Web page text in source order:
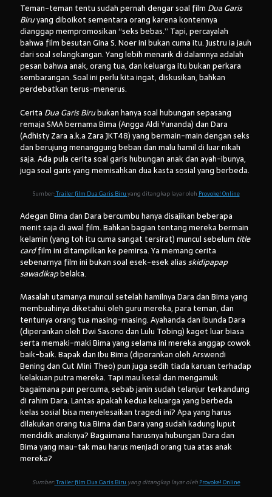
Arsip:
Arsip:
Search
Categories
Teman-teman tentu sudah pernah dengar soal film Dua Garis
Biruyang diboikot sementara orang karena kontennya
dianggap mempromosikan “seks bebas.” Tapi, percayalah
bahwa film besutan Gina S. Noer ini bukan cuma itu. Justru ia jauh
dari soal selangkangan. Yang lebih menarik di dalamnya adalah
pesan bahwa anak, orang tua, dan keluarga itu bukan perkara
sembarangan. Soal ini perlu kita ingat, diskusikan, bahkan
perdebatkan terus-menerus.
Cerita Dua Garis Birubukan hanya soal hubungan sepasang
remaja SMA bernama Bima (Angga Aldi Yunanda) dan Dara
(Adhisty Zara a.k.a Zara JKT48) yang bermain-main dengan seks
dan berujung menanggung beban dan malu hamil di luar nikah
saja. Ada pula cerita soal garis hubungan anak dan ayah-ibunya,
juga soal garis yang memisahkan dua kasta sosial yang berbeda.
Sumber:Trailer film Dua Garis Biru yang ditangkap layar oleh Provoke! Online
Adegan Bima dan Dara bercumbu hanya disajikan beberapa
menit saja di awal film. Bahkan bagian tentang mereka bermain
kelamin (yang toh itu cuma sangat tersirat) muncul sebelum title
cardfilm ini ditampilkan ke pemirsa. Ya memang cerita
sebenarnya film ini bukan soal esek-esek aliasskidipapap
sawadikapbelaka.
Masalah utamanya muncul setelah hamilnya Dara dan Bima yang
membuahinya diketahui oleh guru mereka, para teman, dan
tentunya orang tua masing-masing. Ayahanda dan ibunda Dara
(diperankan oleh Dwi Sasono dan Lulu Tobing) kaget luar biasa
serta memaki-maki Bima yang selama ini mereka anggap cowok
baik-baik. Bapak dan Ibu Bima (diperankan oleh Arswendi
Bening dan Cut Mini Theo) pun juga sedih tiada karuan terhadap
kelakuan putra mereka. Tapi mau kesal dan mengamuk
bagaimana pun percuma, sebab janin sudah telanjur terkandung
di rahim Dara. Lantas apakah kedua keluarga yang berbeda
kelas sosial bisa menyelesaikan tragedi ini? Apa yang harus
dilakukan orang tua Bima dan Dara yang sudah kadung luput
mendidik anaknya? Bagaimana harusnya hubungan Dara dan
Bima yang mau-tak mau harus menjadi orang tua atas anak
mereka?
Sumber:Trailer film Dua Garis Biru yang ditangkap layar oleh Provoke! Online